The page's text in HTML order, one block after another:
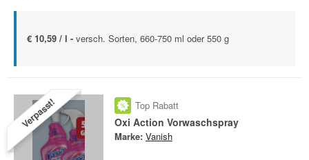
€ 10,59 / l - versch. Sorten, 660-750 ml oder 550 g
Verpasst! Top Rabatt
Oxi Action Vorwaschspray
Marke: Vanish